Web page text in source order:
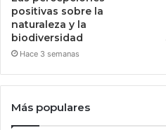
positivas sobre la
naturaleza y la
biodiversidad
Hace 3 semanas
Más populares